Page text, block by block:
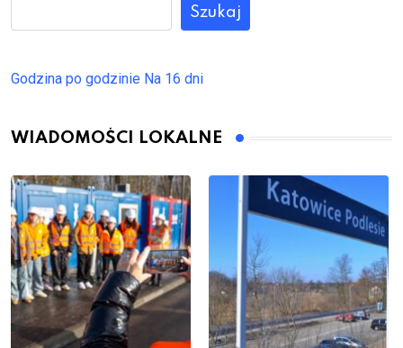
Szukaj
Godzina po godzinie Na 16 dni
WIADOMOŚCI LOKALNE